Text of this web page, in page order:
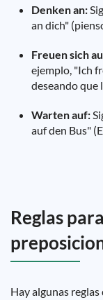
Denken an:
an dich"
Freuen sich
ejemplo, "Ich
deseando que
Warten auf:
auf den Bus"
Reglas
Hay algunas